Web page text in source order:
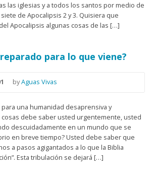
las iglesias y a todos los santos por medio de
de Apocalipsis 2 y 3. Quisiera que
Apocalipsis algunas cosas de las […]
para lo que viene?
byAguas Vivas
una humanidad desaprensiva y
cosas debe saber usted urgentemente, usted
descuidadamente en un mundo que se
en breve tiempo? Usted debe saber que
a pasos agigantados a lo que la Biblia
Esta tribulación se dejará […]